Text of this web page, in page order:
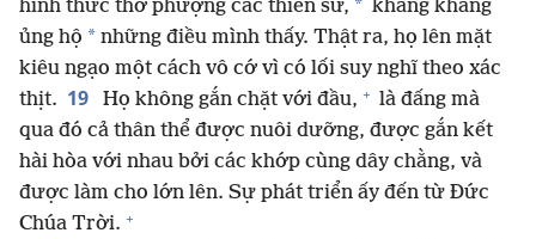
hình thức thờ phượng các thiên sứ, * khăng khăng
ủng hộ * những điều mình thấy. Thật ra, họ lên mặt
kiêu ngạo một cách vô cớ vì có lối suy nghĩ theo xác
thịt. 19 Họ không gắn chặt với đầu, + là đấng mà
qua đó cả thân thể được nuôi dưỡng, được gắn kết
hài hòa với nhau bởi các khớp cùng dây chằng, và
được làm cho lớn lên. Sự phát triển ấy đến từ Đức
Chúa Trời. +